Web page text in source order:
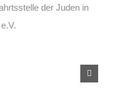
der Juden in